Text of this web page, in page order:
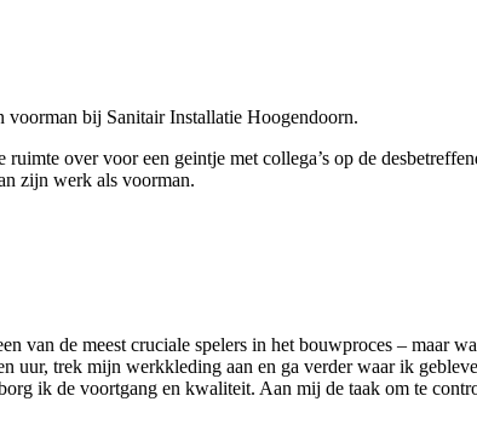
bij Sanitair Installatie Hoogendoorn.
over voor een geintje met collega’s op de
zijn werk als voorman.
van de meest cruciale spelers in het bouwproces – maar
uur, trek mijn werkkleding aan en ga verder waar ik
ik de voortgang en kwaliteit. Aan mij de taak om te